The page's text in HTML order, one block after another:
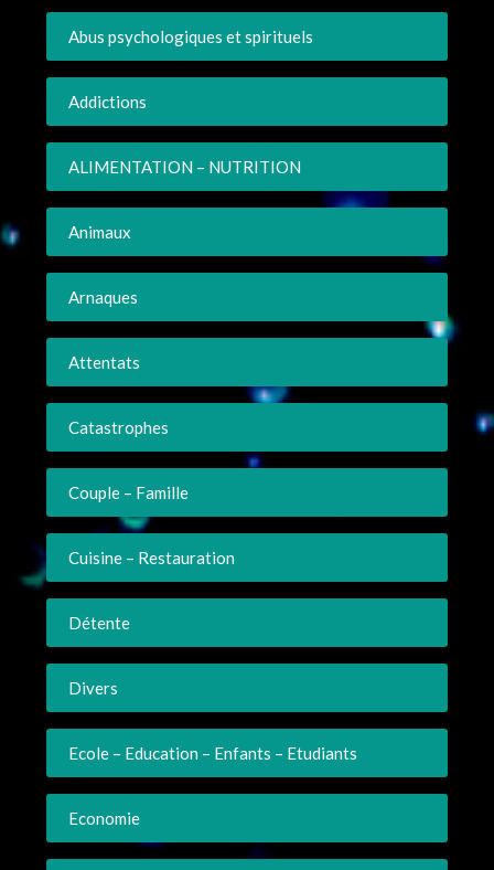
Abus psychologiques et spirituels
Addictions
ALIMENTATION – NUTRITION
Animaux
Arnaques
Attentats
Catastrophes
Couple – Famille
Cuisine – Restauration
Détente
Divers
Ecole – Education – Enfants – Etudiants
Economie